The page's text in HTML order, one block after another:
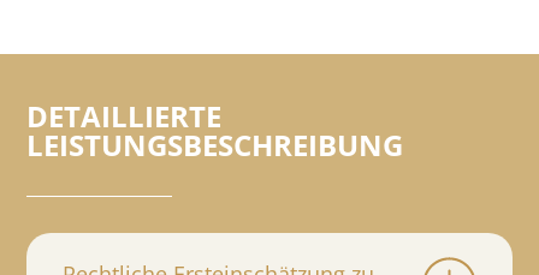
DETAILLIERTE
LEISTUNGSBESCHREIBUNG